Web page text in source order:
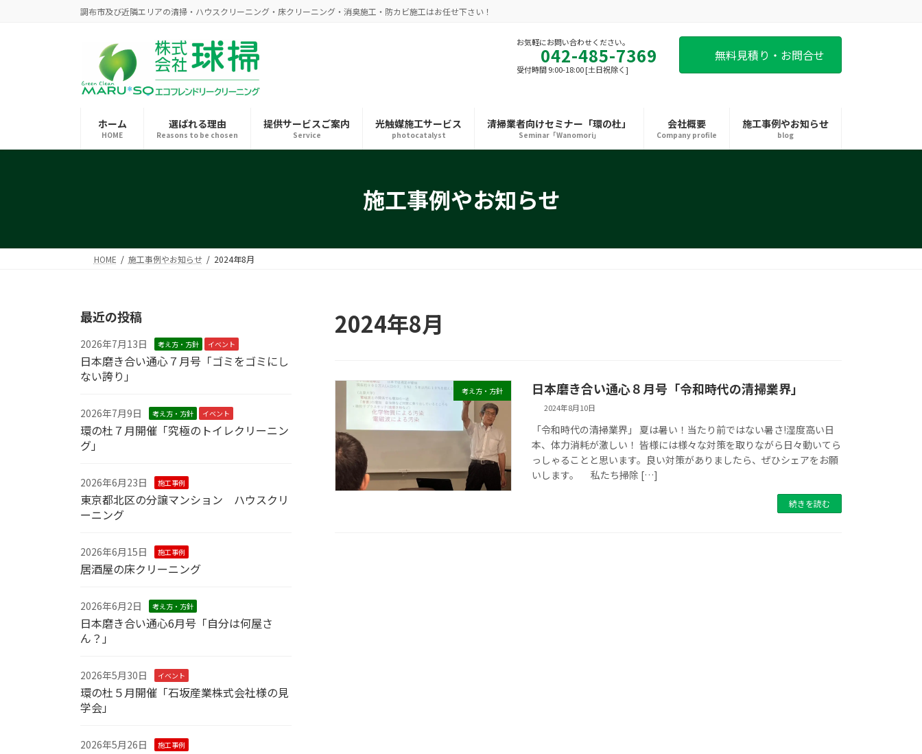
調布市及び近隣エリアの清掃・ハウスクリーニング・床クリーニング・消臭施工・防カビ施工はお任せ下さい！
お気軽にお問い合わせください。
042-485-7369
受付時間 9:00-18:00 [土日祝除く]
無料見積り・お問合せ
ホーム
HOME
選ばれる理由
Reasons to be chosen
提供サービスご案内
Service
光触媒施工サービス
photocatalyst
清掃業者向けセミナー「環の杜」
Seminar「Wanomori」
会社概要
Company profile
施工事例やお知らせ
blog
施工事例やお知らせ
HOME 施工事例やお知らせ 2024年8月
2024年8月
考え方・方針 日本磨き合い通心８月号「令和時代の清掃業界」
2024年8月10日
「令和時代の清掃業界」 夏は暑い！当たり前ではない暑さ!湿度高い日
本、体力消耗が激しい！ 皆様には様々な対策を取りながら日々動いてら
っしゃることと思います。良い対策がありましたら、ぜひシェアをお願
いします。 私たち掃除 […]
続きを読む
最近の投稿
2026年7月13日 考え方・方針 イベント
日本磨き合い通心７月号「ゴミをゴミにし
ない誇り」
2026年7月9日 考え方・方針 イベント
環の杜７月開催「究極のトイレクリーニン
グ」
2026年6月23日 施工事例
東京都北区の分譲マンション ハウスクリ
ーニング
2026年6月15日 施工事例
居酒屋の床クリーニング
2026年6月2日 考え方・方針
日本磨き合い通心6月号「自分は何屋さ
ん？」
2026年5月30日 イベント
環の杜５月開催「石坂産業株式会社様の見
学会」
2026年5月26日 施工事例